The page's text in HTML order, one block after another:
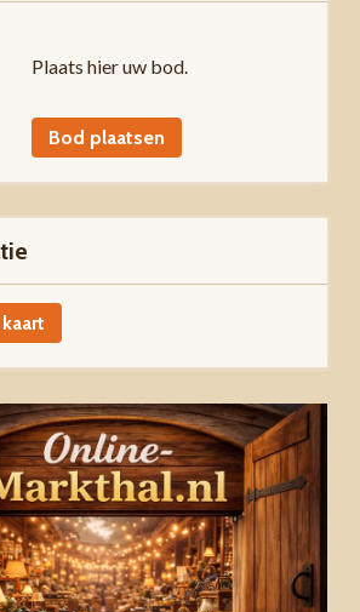
Plaats hier uw bod.
Bod plaatsen